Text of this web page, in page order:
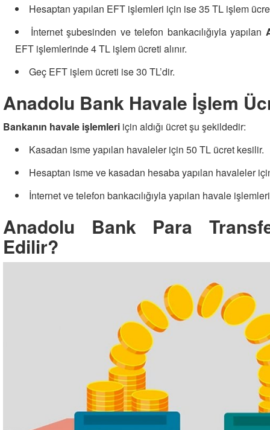
Hesaptan yapılan EFT işlemleri için ise 35 TL işlem
İnternet şubesinden ve telefon bankacılığıyla yapılan
EFT işlemlerinde 4 TL işlem ücreti alınır.
Geç EFT işlem ücreti ise 30 TL’dir.
Anadolu Bank Havale İşlem
Bankanın havale işlemleri için aldığı ücret şu şekildedir:
Kasadan isme yapılan havaleler için 50 TL ücret kesilir.
Hesaptan isme ve kasadan hesaba yapılan havaleler
İnternet ve telefon bankacılığıyla yapılan havale
Anadolu Bank Para
Edilir?